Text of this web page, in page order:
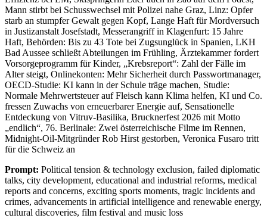
Mann stirbt bei Schusswechsel mit Polizei nahe Graz, Linz: Opfer
starb an stumpfer Gewalt gegen Kopf, Lange Haft für Mordversuch
in Justizanstalt Josefstadt, Messerangriff in Klagenfurt: 15 Jahre
Haft, Behörden: Bis zu 43 Tote bei Zugsunglück in Spanien, LKH
Bad Aussee schließt Abteilungen im Frühling, Ärztekammer fordert
Vorsorgeprogramm für Kinder, „Krebsreport“: Zahl der Fälle im
Alter steigt, Onlinekonten: Mehr Sicherheit durch Passwortmanager,
OECD-Studie: KI kann in der Schule träge machen, Studie:
Normale Mehrwertsteuer auf Fleisch kann Klima helfen, KI und Co.
fressen Zuwachs von erneuerbarer Energie auf, Sensationelle
Entdeckung von Vitruv-Basilika, Brucknerfest 2026 mit Motto
„endlich“, 76. Berlinale: Zwei österreichische Filme im Rennen,
Midnight-Oil-Mitgründer Rob Hirst gestorben, Veronica Fusaro tritt
für die Schweiz an
Prompt: Political tension & technology exclusion, failed diplomatic
talks, city development, educational and industrial reforms, medical
reports and concerns, exciting sports moments, tragic incidents and
crimes, advancements in artificial intelligence and renewable energy,
cultural discoveries, film festival and music loss